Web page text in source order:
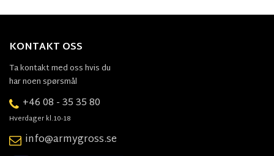
KONTAKT OSS
Ta kontakt med oss hvis du
har noen spørsmål
+46 08 - 35 35 80
Hverdager kl.10-18
info@armygross.se